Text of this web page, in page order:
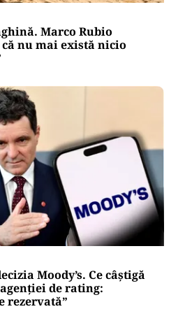
Marco Rubio
nu mai există nicio
Moody’s. Ce câștigă
de rating:
rezervată”